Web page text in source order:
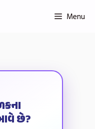
Menu
છે?